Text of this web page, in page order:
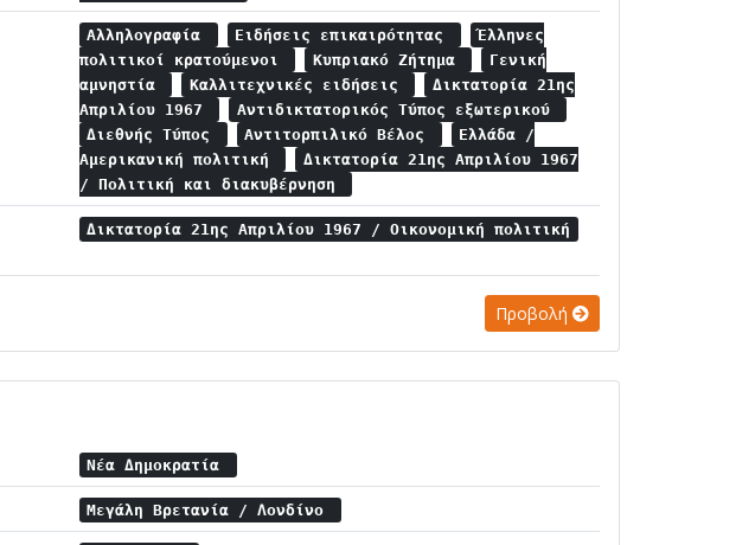
Αλληλογραφία Ειδήσεις επικαιρότητας
Έλληνες
πολιτικοί κρατούμενοι
Κυπριακό Ζήτημα
Γενική
αμνηστία
Καλλιτεχνικές ειδήσεις
Δικτατορία 21ης
Απριλίου 1967
Αντιδικτατορικός Τύπος εξωτερικού
Διεθνής Τύπος
Αντιτορπιλικό Βέλος
Ελλάδα /
Αμερικανική πολιτική
Δικτατορία 21ης Απριλίου 1967
/ Πολιτική και διακυβέρνηση
Δικτατορία 21ης Απριλίου 1967 / Οικονομική πολιτική
Προβολή
Νέα Δημοκρατία
Μεγάλη Βρετανία / Λονδίνο